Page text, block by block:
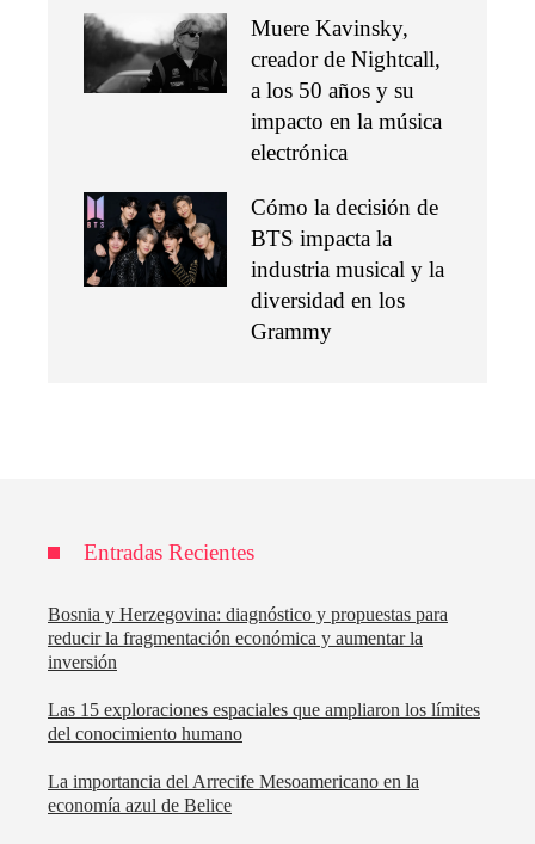
Muere Kavinsky,
creador de Nightcall,
a los 50 años y su
impacto en la música
electrónica
Cómo la decisión de
BTS impacta la
industria musical y la
diversidad en los
Grammy
Entradas Recientes
Bosnia y Herzegovina: diagnóstico y propuestas para
reducir la fragmentación económica y aumentar la
inversión
Las 15 exploraciones espaciales que ampliaron los límites
del conocimiento humano
La importancia del Arrecife Mesoamericano en la
economía azul de Belice